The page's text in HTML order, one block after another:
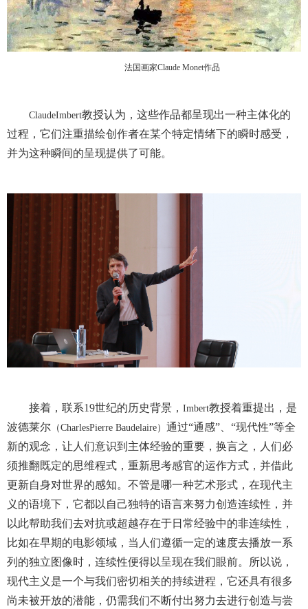
法国画家Claude Monet作品
ClaudeImbert教授认为，这些作品都呈现出一种主体化的
过程，它们注重描绘创作者在某个特定情绪下的瞬时感受，
并为这种瞬间的呈现提供了可能。
接着，联系19世纪的历史背景， Imbert教授着重提出，是
波德莱尔 （CharlesPierre Baudelaire） 通过“通感”、“现代性”等全
新的观念，让人们意识到主体经验的重要，换言之，人们必
须推翻既定的思维程式，重新思考感官的运作方式，并借此
更新自身对世界的感知。不管是哪一种艺术形式，在现代主
义的语境下，它都以自己独特的语言来努力创造连续性，并
以此帮助我们去对抗或超越存在于日常经验中的非连续性，
比如在早期的电影领域，当人们遵循一定的速度去播放一系
列的独立图像时，连续性便得以呈现在我们眼前。所以说，
现代主义是一个与我们密切相关的持续进程，它还具有很多
尚未被开放的潜能，仍需我们不断付出努力去进行创造与尝